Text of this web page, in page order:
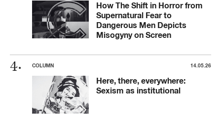
How The Shift in Horror from
Supernatural Fear to
Dangerous Men Depicts
Misogyny on Screen
COLUMN 14.05.26
Here, there, everywhere:
Sexism as institutional